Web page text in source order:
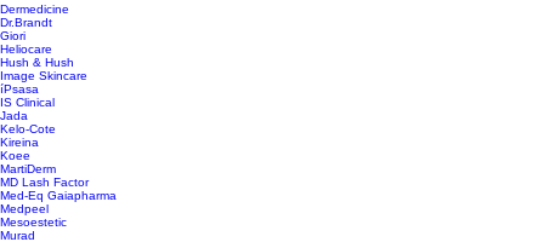
Dermedicine
Dr.Brandt
Giori
Heliocare
Hush & Hush
Image Skincare
íPsasa
IS Clinical
Jada
Kelo-Cote
Kireina
Koee
MartiDerm
MD Lash Factor
Med-Eq Gaiapharma
Medpeel
Mesoestetic
Murad